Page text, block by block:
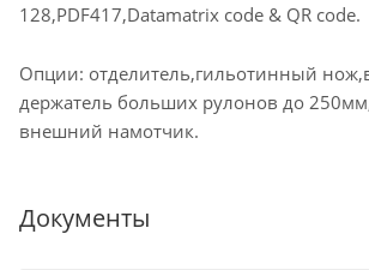
128,PDF417,Datamatrix code & QR code.
Опции: отделитель,гильотинный
держатель больших рулонов до
внешний намотчик.
Документы